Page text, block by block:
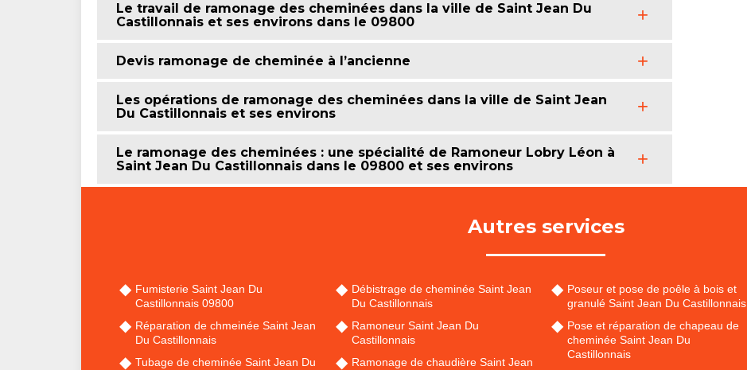
Le travail de ramonage des cheminées dans la ville de Saint Jean Du
Castillonnais et ses environs dans le 09800
Devis ramonage de cheminée à l’ancienne
Les opérations de ramonage des cheminées dans la ville de Saint Jean
Du Castillonnais et ses environs
Le ramonage des cheminées : une spécialité de Ramoneur Lobry Léon à
Saint Jean Du Castillonnais dans le 09800 et ses environs
Autres services
Fumisterie Saint Jean Du
Castillonnais 09800
Réparation de chmeinée Saint Jean
Du Castillonnais
Tubage de cheminée Saint Jean Du
Débistrage de cheminée Saint Jean
Du Castillonnais
Ramoneur Saint Jean Du
Castillonnais
Ramonage de chaudière Saint Jean
Poseur et pose de poêle à bois et
granulé Saint Jean Du Castillonnais
Pose et réparation de chapeau de
cheminée Saint Jean Du
Castillonnais